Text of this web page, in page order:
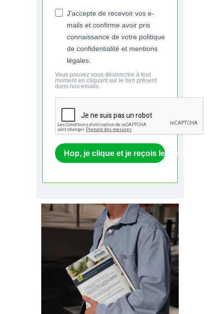
J'accepte de recevoir vos e-
mails et confirme avoir pris
connaissance de votre politique
de confidentialité et mentions
légales.
Vous pouvez vous désinscrire à tout
moment en cliquant sur le lien présent
dans nos emails.
Hop, je clique et je reçois le cas client par